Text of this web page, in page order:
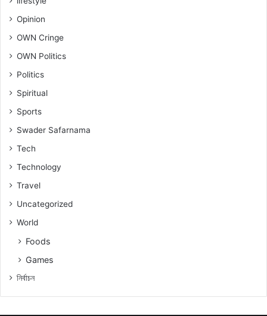
Opinion
OWN Cringe
OWN Politics
Politics
Spiritual
Sports
Swader Safarnama
Tech
Technology
Travel
Uncategorized
World
Foods
Games
নিৰ্বাচন